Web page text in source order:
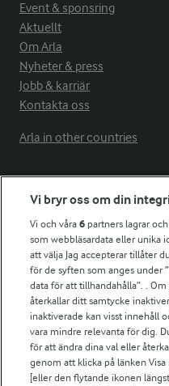
Event & sponsring
Aktuellt
Om Arla
Nyheter & press
Jobb & karriär
Kontakta oss
Arla in other countries
Fler Arlasajter
För ägare
Arlas kundportal
Arla.com
Falbygdens Ost
Arla webbshop
Bildbank
Vi bryr oss om din
Vi och våra6 partners lagrar
som webbläsardata eller unika
att välja Jag accepterar tillåter
för de syften som anges under
data för att tillhandahålla”. .
återkallar ditt samtycke
inaktiverade kan visst innehåll
vara mindre relevanta för dig.
för att ändra dina val eller
genom att klicka på länken
[eller den flytande ikonen